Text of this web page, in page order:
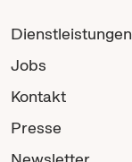
Dienstleistungen
Jobs
Kontakt
Presse